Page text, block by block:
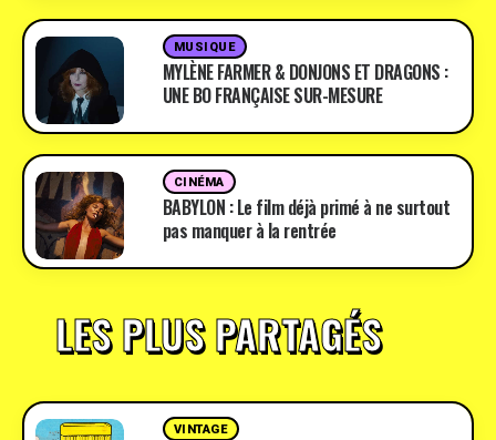
MUSIQUE
MYLÈNE FARMER & DONJONS ET DRAGONS :
UNE BO FRANÇAISE SUR-MESURE
CINÉMA
BABYLON : Le film déjà primé à ne surtout
pas manquer à la rentrée
LES PLUS PARTAGÉS
VINTAGE